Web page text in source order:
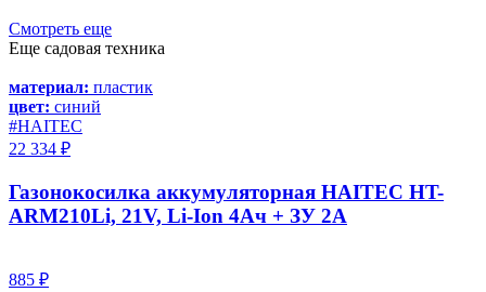
Смотреть еще
Еще садовая техника
материал: пластик
цвет: синий
#HAITEC
22 334 ₽
Газонокосилка аккумуляторная HAITEC HT-
ARM210Li, 21V, Li-Ion 4Ач + ЗУ 2A
885 ₽